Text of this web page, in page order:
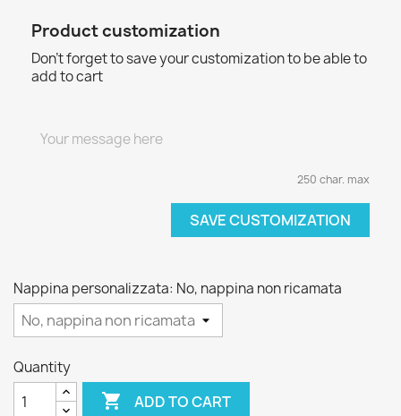
Product customization
Don't forget to save your customization to be able to
add to cart
250 char. max
SAVE CUSTOMIZATION
Nappina personalizzata: No, nappina non ricamata
Quantity
 ADD TO CART